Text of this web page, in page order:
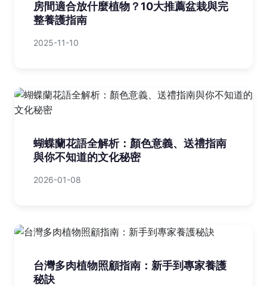
房間適合放什麼植物？10大推薦盆栽與完
整養護指南
2025-11-10
蝴蝶蘭花語全解析：顏色意義、送禮指南
與你不知道的文化秘密
2026-01-08
台灣多肉植物照顧指南：新手到專家養護
秘訣